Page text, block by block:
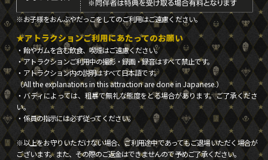
※お子様をおんぶやだっこをしてのご利用はご遠慮ください。
★アトラクションご利用にあたってのお願い
・飴やガムを含む飲食、喫煙はご遠慮ください。
・アトラクションご利用中の撮影・録画・録音はすべて禁止です。
・アトラクション内の説明はすべて日本語です。
（All the explanations in this attraction are done in Japanese.）
・バディによっては、粗暴で無礼な態度をとる場合があります。ご了承くださ
い。
・係員の指示には必ず従ってください。
※以上をお守りいただけない場合、ご利用途中であってもご退場いただく場合が
ございます。また、その際のご返金はできませんので予めご了承ください。